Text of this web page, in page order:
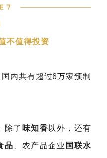
不值得投资
内共有超过6万家预制
除了 味知香以外，还有
品、农产品企业 国联水